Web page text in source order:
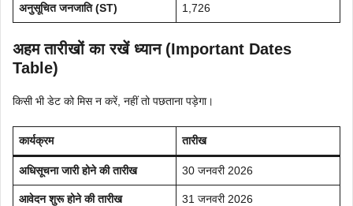
अनुसूचित जनजाति (ST) 1,726
अहम तारीखों का रखें ध्यान (Important Dates
Table)
किसी भी डेट को मिस न करें, नहीं तो पछताना पड़ेगा।
कार्यक्रम तारीख
अधिसूचना जारी होने की तारीख 30 जनवरी 2026
आवेदन शुरू होने की तारीख 31 जनवरी 2026